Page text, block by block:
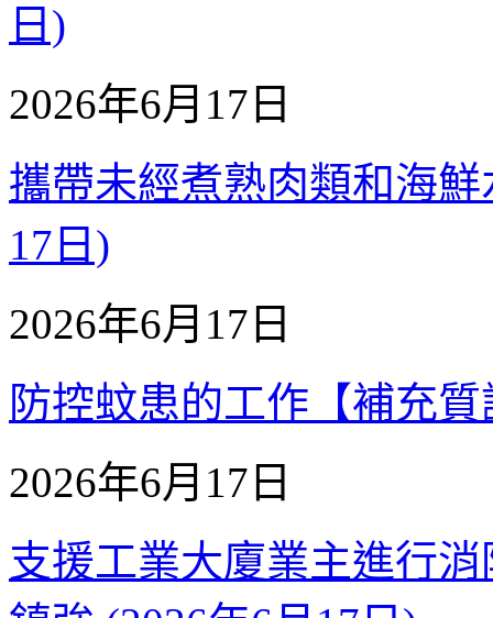
日)
2026年6月17日
攜帶未經煮熟肉類和海
17日)
2026年6月17日
防控蚊患的工作【補充
2026年6月17日
支援工業大廈業主進行